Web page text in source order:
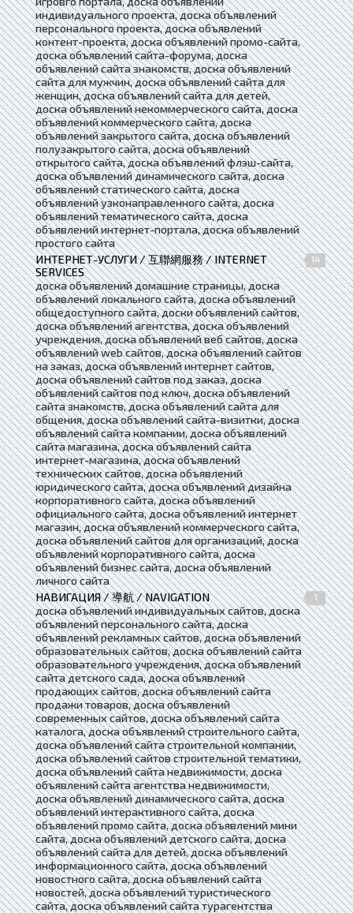
индивидуального проекта, доска объявлений
персонального проекта, доска объявлений
контент-проекта, доска объявлений промо-сайта,
доска объявлений сайта-форума, доска
объявлений сайта знакомств, доска объявлений
сайта для мужчин, доска объявлений сайта для
женщин, доска объявлений сайта для детей,
доска объявлений некоммерческого сайта, доска
объявлений коммерческого сайта, доска
объявлений закрытого сайта, доска объявлений
полузакрытого сайта, доска объявлений
открытого сайта, доска объявлений флэш-сайта,
доска объявлений динамического сайта, доска
объявлений статического сайта, доска
объявлений узконаправленного сайта, доска
объявлений тематического сайта, доска
объявлений интернет-портала, доска объявлений
простого сайта
ИНТЕРНЕТ-УСЛУГИ / 互聯網服務 / INTERNET
SERVICES
14
доска объявлений домашние страницы, доска
объявлений локального сайта, доска объявлений
общедоступного сайта, доски объявлений сайтов,
доска объявлений агентства, доска объявлений
учреждения, доска объявлений веб сайтов, доска
объявлений web сайтов, доска объявлений сайтов
на заказ, доска объявлений интернет сайтов,
доска объявлений сайтов под заказ, доска
объявлений сайтов под ключ, доска объявлений
сайта знакомств, доска объявлений сайта для
общения, доска объявлений сайта-визитки, доска
объявлений сайта компании, доска объявлений
сайта магазина, доска объявлений сайта
интернет-магазина, доска объявлений
технических сайтов, доска объявлений
юридического сайта, доска объявлений дизайна
корпоративного сайта, доска объявлений
официального сайта, доска объявлений интернет
магазин, доска объявлений коммерческого сайта,
доска объявлений сайтов для организаций, доска
объявлений корпоративного сайта, доска
объявлений бизнес сайта, доска объявлений
личного сайта
НАВИГАЦИЯ / 導航 / NAVIGATION
1
доска объявлений индивидуальных сайтов, доска
объявлений персонального сайта, доска
объявлений рекламных сайтов, доска объявлений
образовательных сайтов, доска объявлений сайта
образовательного учреждения, доска объявлений
сайта детского сада, доска объявлений
продающих сайтов, доска объявлений сайта
продажи товаров, доска объявлений
современных сайтов, доска объявлений сайта
каталога, доска объявлений строительного сайта,
доска объявлений сайта строительной компании,
доска объявлений сайтов строительной тематики,
доска объявлений сайта недвижимости, доска
объявлений сайта агентства недвижимости,
доска объявлений динамического сайта, доска
объявлений интерактивного сайта, доска
объявлений промо сайта, доска объявлений мини
сайта, доска объявлений детского сайта, доска
объявлений сайта для детей, доска объявлений
информационного сайта, доска объявлений
новостного сайта, доска объявлений сайта
новостей, доска объявлений туристического
сайта, доска объявлений сайта турагентства